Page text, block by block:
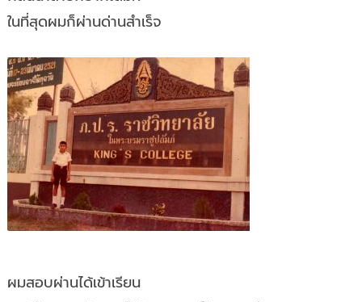
ในที่สุดผมก็ผ่านด่านสำเร็จ
ผมสอบผ่านได้เข้าเรียน